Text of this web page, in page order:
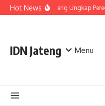
Skip to content
Hot NewsPolda Jateng Ungkap
IDN Jateng Menu